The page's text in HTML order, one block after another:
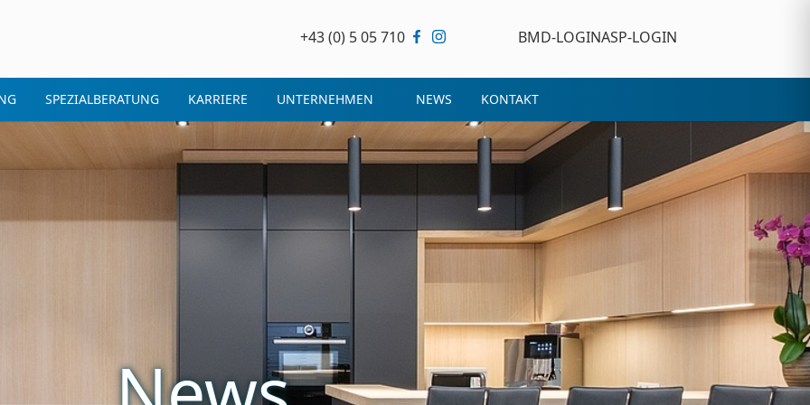
+43 (0) 5 05 710
BMD-LOGINASP-LOGIN
SPEZIALBERATUNG KARRIERE UNTERNEHMEN NEWS KONTAKT